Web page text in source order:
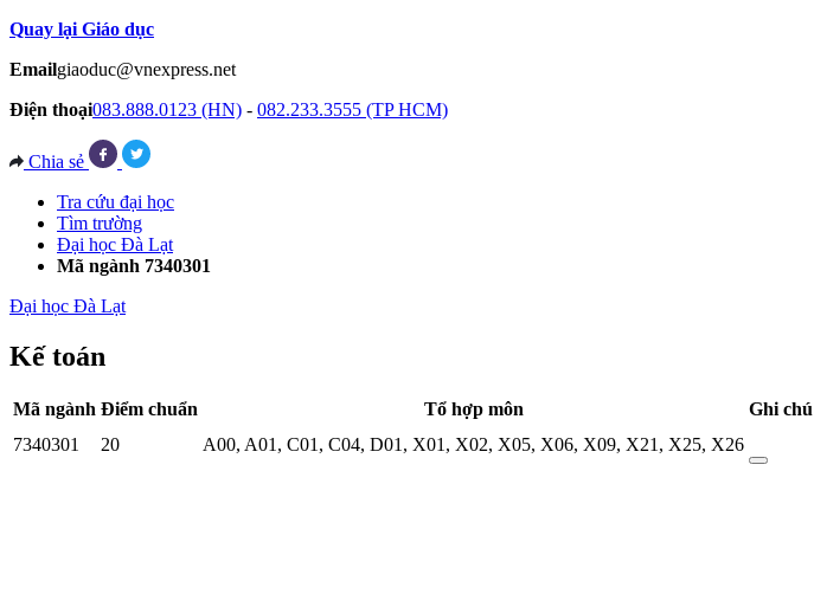
Quay lại Giáo dục
Emailgiaoduc@vnexpress.net
Điện thoại083.888.0123 (HN) - 082.233.3555 (TP HCM)
Chia sẻ
Tra cứu đại học
Tìm trường
Đại học Đà Lạt
Mã ngành 7340301
Đại học Đà Lạt
Kế toán
Mã ngành Điểm chuẩn Tổ hợp môn
Ghi chú
7340301
20 A00, A01, C01, C04, D01, X01, X02, X05, X06, X09, X21, X25, X26